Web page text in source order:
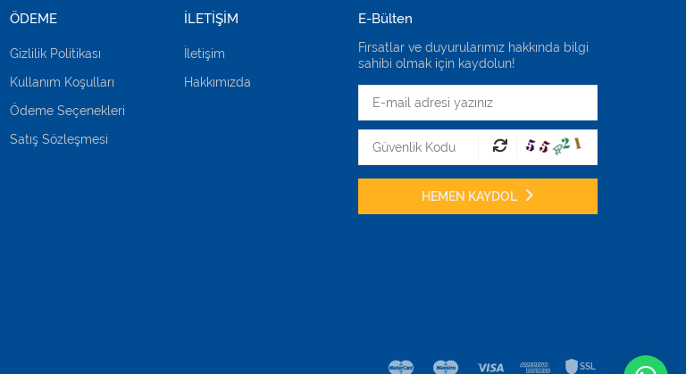
E-Bülten
Fırsatlar ve duyurularımız hakkında bilgi
sahibi olmak için kaydolun!
HEMEN KAYDOL
ÖDEME
Gizlilik Politikası
Kullanım Koşulları
Ödeme Seçenekleri
Satış Sözleşmesi
İLETİŞİM
İletişim
Hakkımızda